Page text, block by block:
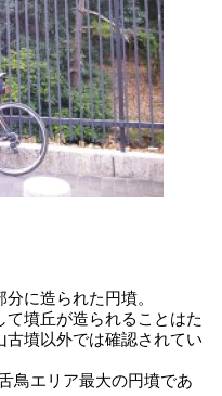
に造られた円墳。
墳丘が造られることはた
墳以外では確認されてい
鳥エリア最大の円墳であ